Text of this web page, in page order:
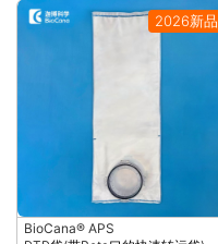
2026新品
BioCana® APS